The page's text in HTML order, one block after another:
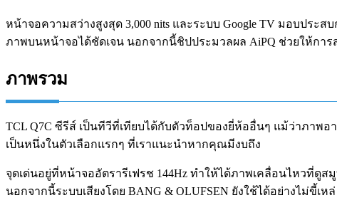
หน้าจอความสว่างสูงสุด 3,000 nits และระบบ Google TV มอบปร
ภาพบนหน้าจอได้ชัดเจน นอกจากนี้ชิปประมวลผล AiPQ ช่วยให้กา
ภาพรวม
TCL Q7C ซีรีส์ เป็นทีวีที่เทียบได้กับตัวท็อปของยี่ห้ออื่นๆ แม้ว่าภาพ
เป็นหนึ่งในตัวเลือกแรกๆ ที่เราแนะนำหากคุณมีงบถึง
จุดเด่นอยู่ที่หน้าจออัตรารีเฟรช 144Hz ทำให้ได้ภาพเคลื่อนไหวที่ดู
นอกจากนี้ระบบเสียงโดย BANG & OLUFSEN ยังใช้ได้อย่างไม่ขี้เหล่